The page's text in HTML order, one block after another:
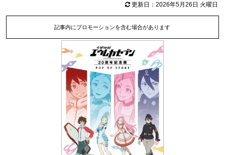
更新日：2026年5月26日 火曜日
記事内にプロモーションを含む場合があります